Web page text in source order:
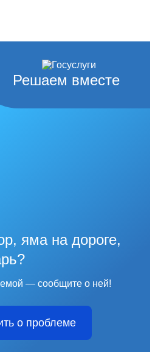
Решаем вместе
яма на дороге,
— сообщите о ней!
о проблеме